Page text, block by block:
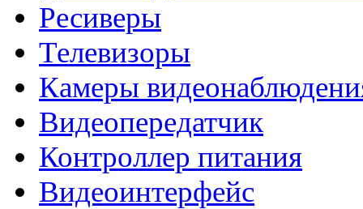
Ресиверы
Телевизоры
Камеры
Видеопередатчик
Контроллер питания
Видеоинтерфейс